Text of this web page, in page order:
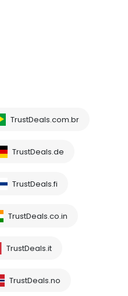
TrustDeals.com.br
TrustDeals.de
TrustDeals.fi
TrustDeals.co.in
TrustDeals.it
TrustDeals.no